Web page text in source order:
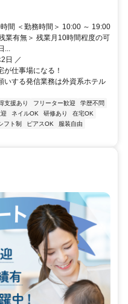
間 ＜勤務時間＞ 10:00 ～ 19:00
業有無＞ 残業月10時間程度の可
...
日 ／
事場になる！
る発信業務は外資系ホテル
支援あり フリーター歓迎
学歴不問
ネイルOK 研修あり
在宅OK
フト制 ピアスOK
服装自由